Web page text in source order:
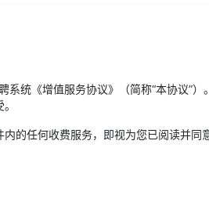
统《增值服务协议》（简称“本协议”
的任何收费服务，即视为您已阅读并同